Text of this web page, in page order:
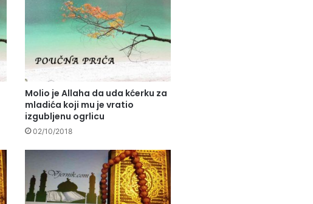
Molio je Allaha da uda kćerku za
mladića koji mu je vratio
izgubljenu ogrlicu
02/10/2018